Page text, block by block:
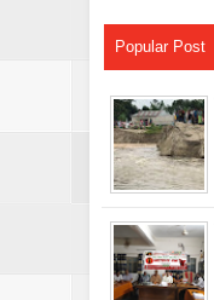
Popular Post